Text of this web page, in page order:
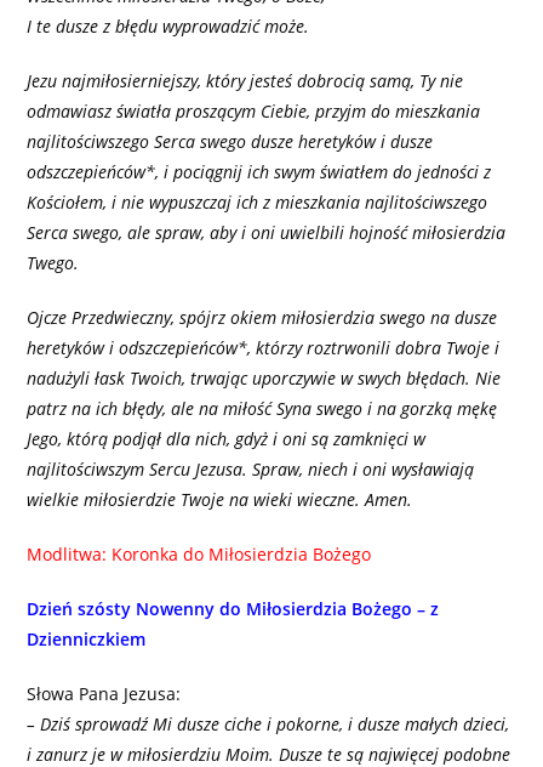
I te dusze z błędu wyprowadzić może.
Jezu najmiłosierniejszy, który jesteś dobrocią samą, Ty nie
odmawiasz światła proszącym Ciebie, przyjm do mieszkania
najlitościwszego Serca swego dusze heretyków i dusze
odszczepieńców*, i pociągnij ich swym światłem do jedności z
Kościołem, i nie wypuszczaj ich z mieszkania najlitościwszego
Serca swego, ale spraw, aby i oni uwielbili hojność miłosierdzia
Twego.
Ojcze Przedwieczny, spójrz okiem miłosierdzia swego na dusze
heretyków i odszczepieńców*, którzy roztrwonili dobra Twoje i
nadużyli łask Twoich, trwając uporczywie w swych błędach. Nie
patrz na ich błędy, ale na miłość Syna swego i na gorzką mękę
Jego, którą podjął dla nich, gdyż i oni są zamknięci w
najlitościwszym Sercu Jezusa. Spraw, niech i oni wysławiają
wielkie miłosierdzie Twoje na wieki wieczne. Amen.
Modlitwa: Koronka do Miłosierdzia Bożego
Dzień szósty Nowenny do Miłosierdzia Bożego – z
Dzienniczkiem
Słowa Pana Jezusa:
– Dziś sprowadź Mi dusze ciche i pokorne, i dusze małych dzieci,
i zanurz je w miłosierdziu Moim. Dusze te są najwięcej podobne